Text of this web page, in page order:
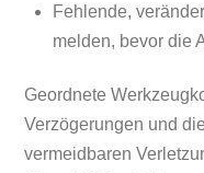
Fehlende,
melden, bevor die
Geordnete
Verzögerungen und
vermeidbaren